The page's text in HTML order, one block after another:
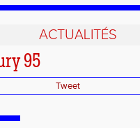
ACTUALITÉS
95
Tweet